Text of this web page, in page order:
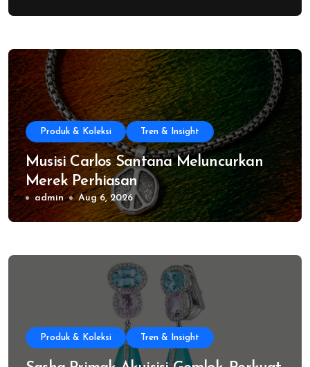
Produk & Koleksi Tren & Insight
Musisi Carlos Santana Meluncurkan
Merek Perhiasan
admin Aug 6, 2026
Produk & Koleksi Tren & Insight